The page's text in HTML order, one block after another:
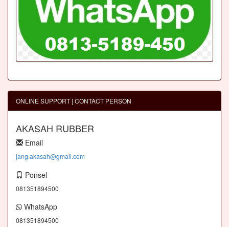
ONLINE SUPPORT | CONTACT PERSON
AKASAH RUBBER
Email
jang.akasah@gmail.com
Ponsel
081351894500
WhatsApp
081351894500